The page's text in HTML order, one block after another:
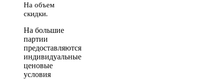
На объем
скидки.
На большие
партии
предоставляются
индивидуальные
ценовые
условия